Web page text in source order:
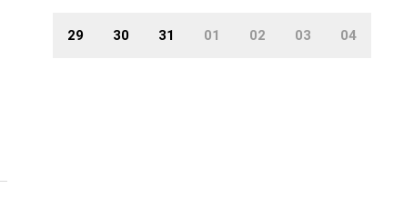
29 30 31 01 02 03 04